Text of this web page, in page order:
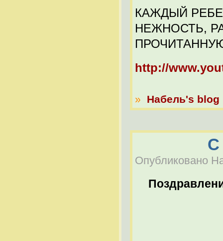
КАЖДЫЙ
НЕЖНОСТЬ,
http://
» Набель's blog
Опубликовано